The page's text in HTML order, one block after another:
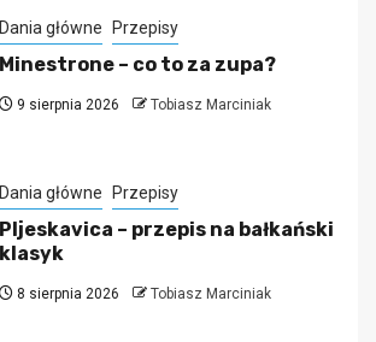
Dania główne Przepisy
Minestrone – co to za zupa?
9 sierpnia 2026 Tobiasz Marciniak
Dania główne Przepisy
Pljeskavica – przepis na bałkański
klasyk
8 sierpnia 2026 Tobiasz Marciniak